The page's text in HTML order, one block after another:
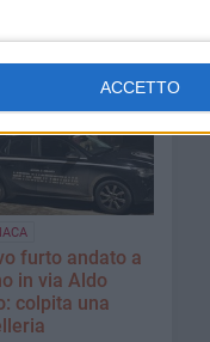
ACCETTO
furto andato a
in via Aldo
colpita una